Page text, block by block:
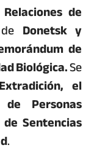
de
Donetsk y
de
Biológica.Se
el
Personas
Sentencias
.